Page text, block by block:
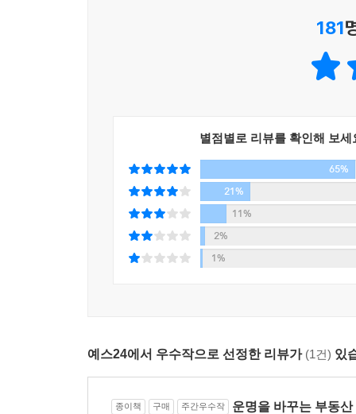
질문들에 답할 수 있게 된다. 빈틈없는 트레이
기술을 쌓아올린다면, 내 집 마련은 물론이고 어
필요하다. 『운명을 바꾸는 부동산 투자 수업
고민하는 다주택자 등 이 시대를 살아가는 모두를
181
별점별로 리뷰를 확인해 보세
65%
21%
11%
2%
1%
예스24에서 우수작으로 선정한 리뷰가 (1건) 있
종이책 구매 주간우수작 운명을 바꾸는 부동